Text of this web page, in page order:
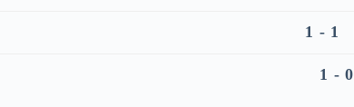
1 - 1
1 - 0